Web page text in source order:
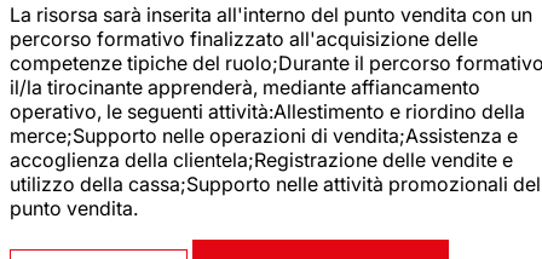
La risorsa sarà inserita all'interno del punto vendita con un
percorso formativo finalizzato all'acquisizione delle
competenze tipiche del ruolo;Durante il percorso
il/la tirocinante apprenderà, mediante affiancamento
operativo, le seguenti attività:Allestimento e riordino della
merce;Supporto nelle operazioni di vendita;Assistenza e
accoglienza della clientela;Registrazione delle vendite e
utilizzo della cassa;Supporto nelle attività promozionali del
punto vendita.